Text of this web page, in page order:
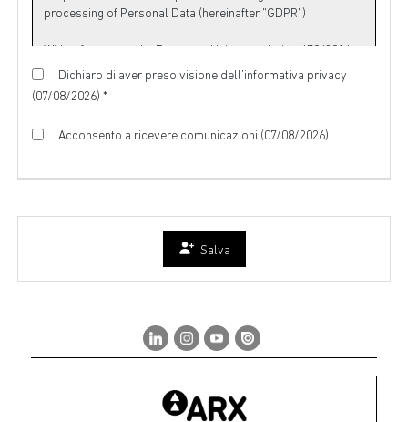
Dichiaro di aver preso visione dell’informativa privacy
(07/08/2026) *
Acconsento a ricevere comunicazioni (07/08/2026)
Salva